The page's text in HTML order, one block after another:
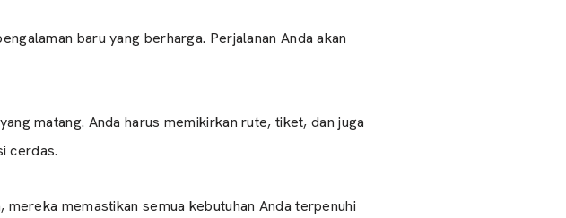
baru yang berharga. Perjalanan Anda akan
matang. Anda harus memikirkan rute, tiket, dan juga
cerdas.
memastikan semua kebutuhan Anda terpenuhi